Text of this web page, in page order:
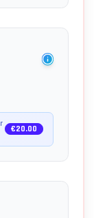
€20.00